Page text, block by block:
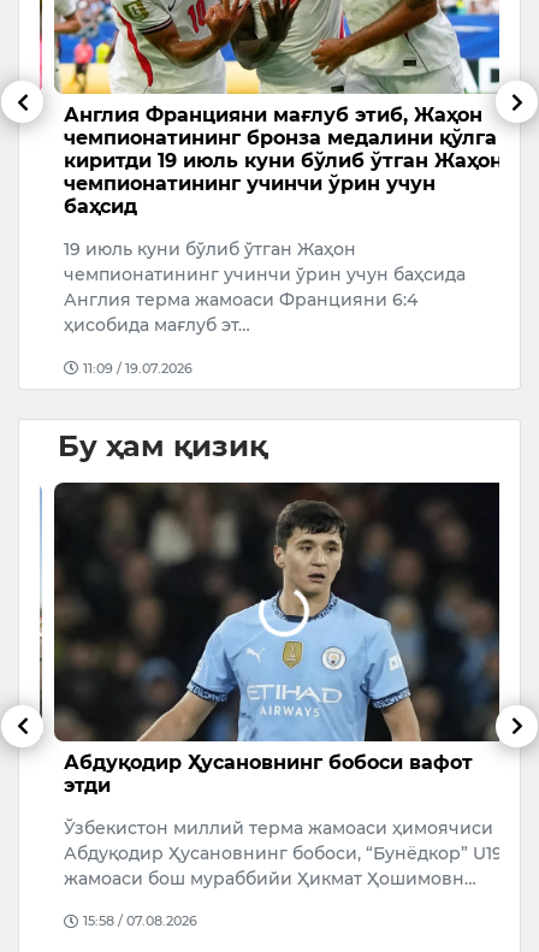
Англия Францияни мағлуб этиб, Жаҳон
чемпионатининг бронза медалини қўлга
киритди 19 июль куни бўлиб ўтган Жаҳон
чемпионатининг учинчи ўрин учун
баҳсид
19 июль куни бўлиб ўтган Жаҳон
чемпионатининг учинчи ўрин учун баҳсида
Англия терма жамоаси Францияни 6:4
ҳисобида мағлуб эт…
11:09 / 19.07.2026
Бу ҳам қизиқ
Абдуқодир Ҳусановнинг бобоси вафот
этди
Ўзбекистон миллий терма жамоаси ҳимоячиси
Абдуқодир Ҳусановнинг бобоси, “Бунёдкор” U19
жамоаси бош мураббийи Ҳикмат Ҳошимовн…
15:58 / 07.08.2026